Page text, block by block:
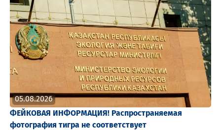
05.08.2026
ФЕЙКОВАЯ ИНФОРМАЦИЯ! Распространяемая
фотография тигра не соответствует